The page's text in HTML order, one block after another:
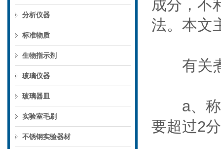
分析仪器
标准物质
生物指示剂
玻璃仪器
玻璃器皿
实验室毛刷
不锈钢实验器材
成分，不
法。本文
有关煮
a、称
要超过2